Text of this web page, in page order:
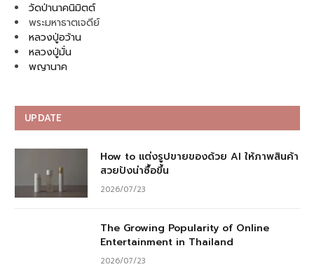
วัดป่านาคนิมิตต์
พระมหาธาตเจดีย์
หลวงปู่อว้าน
หลวงปู่มั่น
พญานาค
UPDATE
How to แต่งรูปขายของด้วย AI ให้ภาพสินค้า
สวยปังน่าซื้อขึ้น
2026/07/23
The Growing Popularity of Online
Entertainment in Thailand
2026/07/23